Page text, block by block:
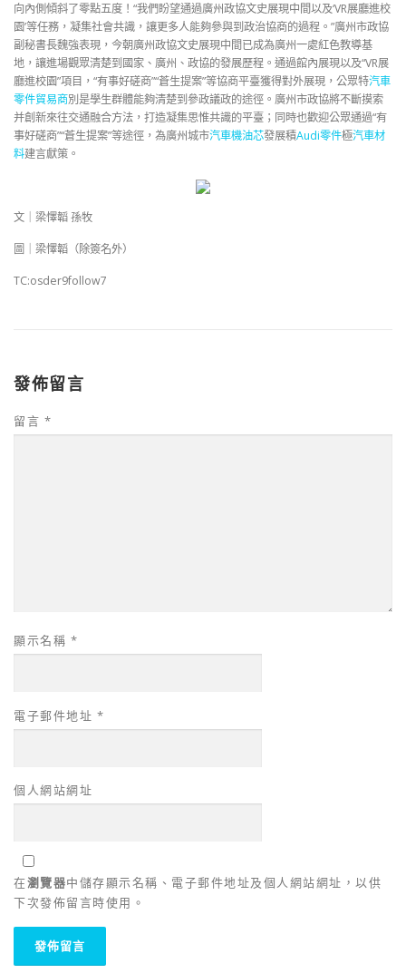
向內側傾斜了零點五度！“我們盼望通過廣州政協文史展現中間以及‘VR展廳進校
園’等任務，凝集社會共識，讓更多人能夠參與到政治協商的過程。”廣州市政協
副秘書長魏強表現，今朝廣州政協文史展現中間已成為廣州一處紅色教導基
地，讓進場觀眾清楚到國家、廣州、政協的發展歷程。通過館內展現以及“VR展
廳進校園”項目，“有事好磋商”“蒼生提案”等協商平臺獲得對外展現，公眾特汽車
零件貿易商別是學生群體能夠清楚到參政議政的途徑。廣州市政協將不斷摸索
并創新來往交通融合方法，打造凝集思惟共識的平臺；同時也歡迎公眾通過“有
事好磋商”“蒼生提案”等途徑，為廣州城市汽車機油芯發展積Audi零件極汽車材
料建言獻策。
文｜梁懌韜 孫牧
圖｜梁懌韜（除簽名外）
TC:osder9follow7
發佈留言
留言 *
顯示名稱 *
電子郵件地址 *
個人網站網址
在瀏覽器中儲存顯示名稱、電子郵件地址及個人網站網址，以供
下次發佈留言時使用。